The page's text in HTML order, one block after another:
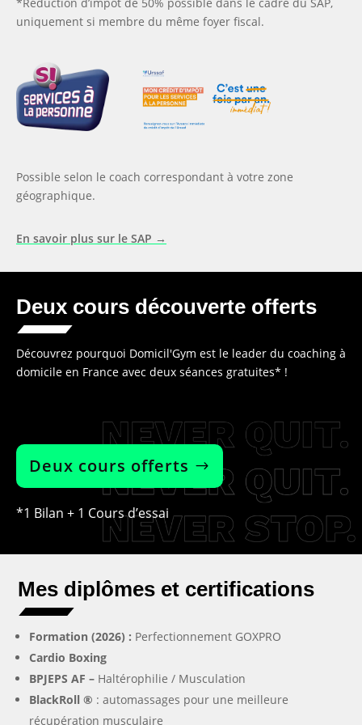
*Réduction d’impôt de 50% possible dans le cadre du SAP,
uniquement si membre du même foyer fiscal.
Possible selon le coach correspondant à votre zone
géographique.
En savoir plus sur le SAP →
Deux cours découverte offerts
Découvrez pourquoi Domicil'Gym est le leader du coaching à
domicile en France avec deux séances gratuites* !
Deux cours offerts
*1 Bilan + 1 Cours d’essai
Mes diplômes et certifications
Formation (2026) : Perfectionnement GOXPRO
Cardio Boxing
BPJEPS AF – Haltérophilie / Musculation
BlackRoll ® : automassages pour une meilleure
récupération musculaire